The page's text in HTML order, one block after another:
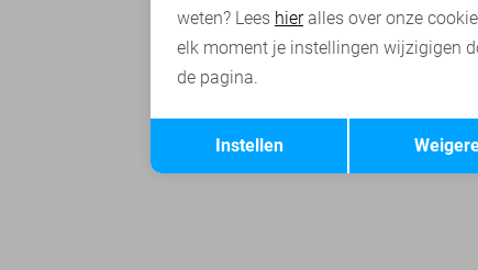
Terug
weten? Lees hieralles over onze
elk moment je instellingen wijzigigen
de pagina.
Instellen